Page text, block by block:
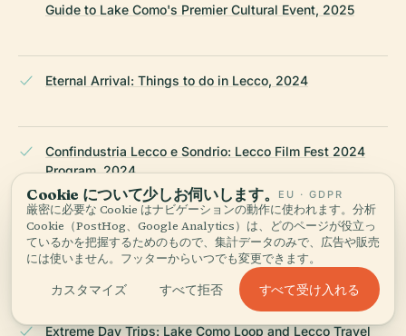
Guide to Lake Como's Premier Cultural Event, 2025
Eternal Arrival: Things to do in Lecco, 2024
Confindustria Lecco e Sondrio: Lecco Film Fest 2024
Program, 2024
LeccoCentro: Signora Libertà – Program of the 5th
Edition of Lecco Film Fest, 2024
Extreme Day Trips: Lake Como Loop and Lecco Travel
Cookie について少しお伺いします。 EU · GDPR
厳密に必要な Cookie はナビゲーションの動作に使われます。分析
Cookie（PostHog、Google Analytics）は、どのページが役立っ
ているかを把握するためのもので、集計データのみで、広告や販売
には使いません。フッターからいつでも変更できます。
カスタマイズ すべて拒否 すべて受け入れる